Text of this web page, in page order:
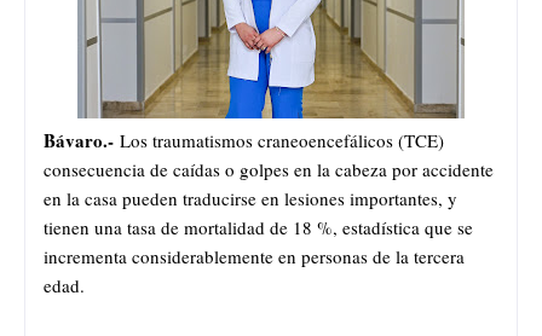
Bávaro.- Los traumatismos craneoencefálicos (TCE)
consecuencia de caídas o golpes en la cabeza por accidente
en la casa pueden traducirse en lesiones importantes, y
tienen una tasa de mortalidad de 18 %, estadística que se
incrementa considerablemente en personas de la tercera
edad.